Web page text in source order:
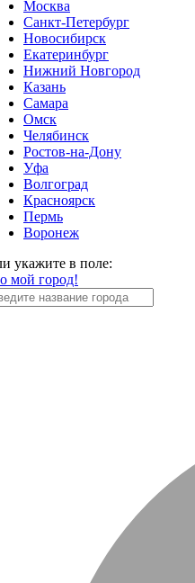
Москва
Санкт-Петербург
Новосибирск
Екатеринбург
Нижний Новгород
Казань
Самара
Омск
Челябинск
Ростов-на-Дону
Уфа
Волгоград
Красноярск
Пермь
Воронеж
укажите в поле:
мой город!